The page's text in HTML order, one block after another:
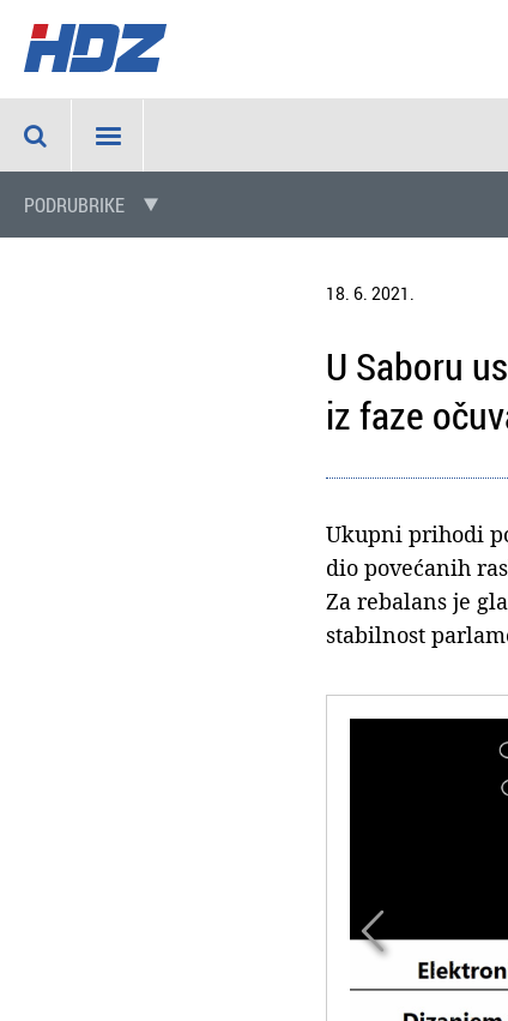
PODRUBRIKE
18. 6. 2021.
U Saboru
iz faze
Ukupni prihodi
dio povećanih
Za rebalans je
stabilnost
